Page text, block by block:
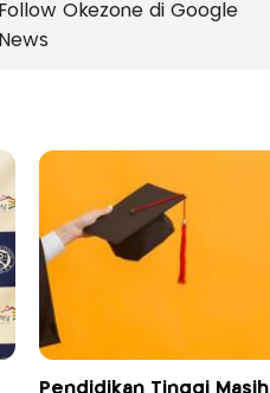
Follow Okezone di Google
News
Pendidikan Tinggi Masih